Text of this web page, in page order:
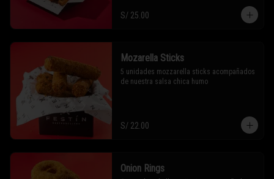
S/ 25.00
Mozarella Sticks
5 unidades mozzarella sticks acompañados
de nuestra salsa chica humo
S/ 22.00
Onion Rings